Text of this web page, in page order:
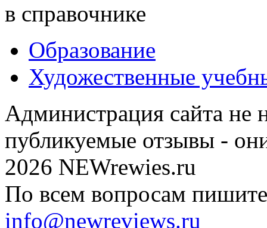
в справочнике
Образование
Художественные
Администрация сайта не
публикуемые отзывы -
2026 NEWrewies.ru
По всем вопросам
info@newreviews.ru